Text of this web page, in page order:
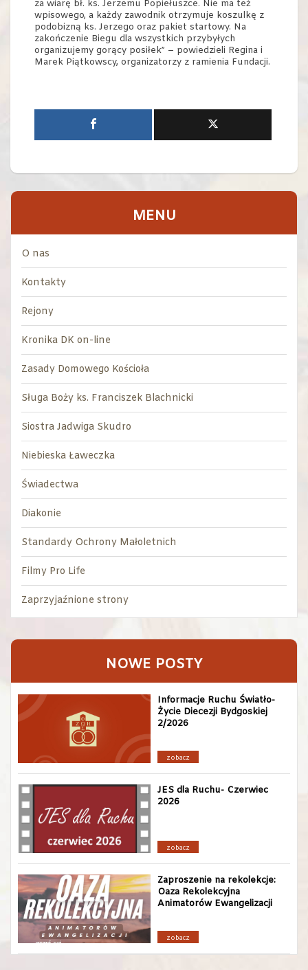
za wiarę bł. ks. Jerzemu Popiełuszce. Nie ma też
wpisowego, a każdy zawodnik otrzymuje koszulkę z
podobizną ks. Jerzego oraz pakiet startowy. Na
zakończenie Biegu dla wszystkich przybyłych
organizujemy gorący posiłek” – powiedzieli Regina i
Marek Piątkowscy, organizatorzy z ramienia Fundacji.
MENU
O nas
Kontakty
Rejony
Kronika DK on-line
Zasady Domowego Kościoła
Sługa Boży ks. Franciszek Blachnicki
Siostra Jadwiga Skudro
Niebieska Ławeczka
Świadectwa
Diakonie
Standardy Ochrony Małoletnich
Filmy Pro Life
Zaprzyjaźnione strony
NOWE POSTY
Informacje Ruchu Światło-
Życie Diecezji Bydgoskiej
2/2026
zobacz
JES dla Ruchu- Czerwiec
2026
zobacz
Zaproszenie na rekolekcje:
Oaza Rekolekcyjna
Animatorów Ewangelizacji
zobacz